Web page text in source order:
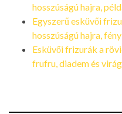
hosszúságú hajra,
Egyszerű esküvői
hosszúságú hajra,
Esküvői frizurák a
frufru, diadem és